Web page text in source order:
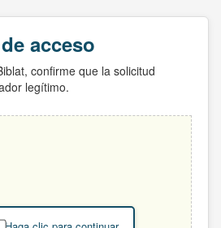
acceso
confirme que la solicitud
legítimo.